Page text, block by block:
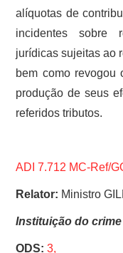
alíquotas de
incidentes sobre
jurídicas sujeitas ao
bem como revogou
produção de seus
referidos tributos.
ADI 7.712 MC-Ref/
Relator: Ministro
Instituição do
ODS:3,